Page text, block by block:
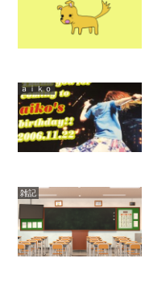
ａｉｋｏ
雑記